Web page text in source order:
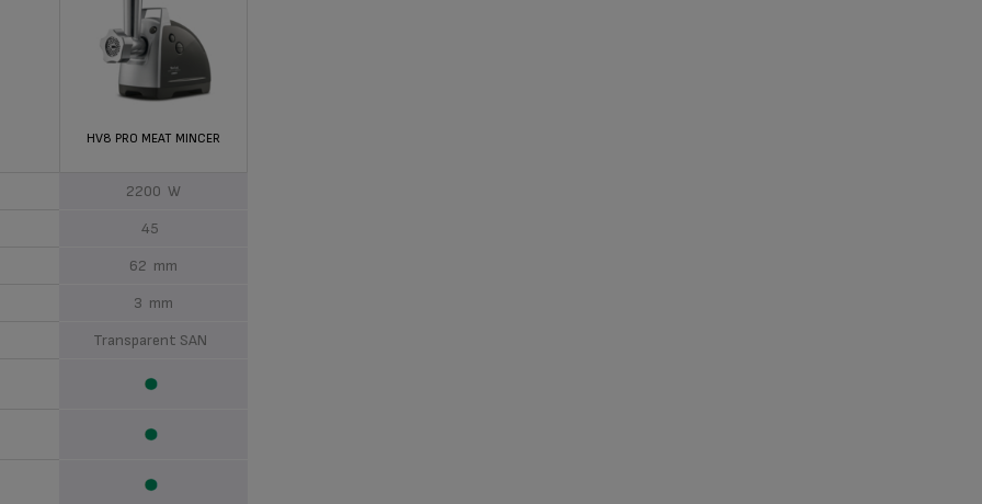
HV8 PRO MEAT MINCER
2200 W
45
62 mm
3 mm
Transparent SAN